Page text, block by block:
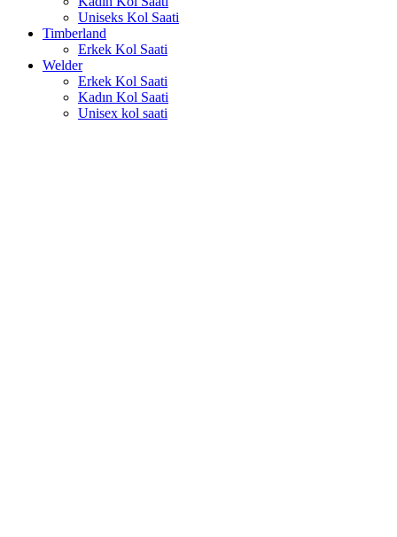
Uniseks Kol Saati
Timberland
Erkek Kol Saati
Welder
Erkek Kol Saati
Kadın Kol Saati
Unisex kol saati